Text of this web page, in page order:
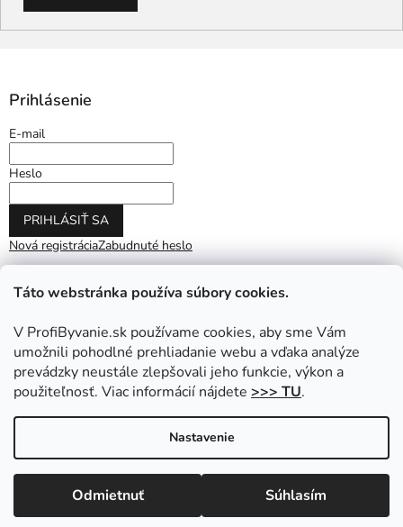
Táto webstránka používa súbory cookies.
V ProfiByvanie.sk používame cookies, aby sme Vám
umožnili pohodlné prehliadanie webu a vďaka analýze
prevádzky neustále zlepšovali jeho funkcie, výkon a
použiteľnosť. Viac informácií nájdete >>> TU.
Nastavenie
Odmietnuť Súhlasím
Prihlásenie
E-mail
Heslo
PRIHLÁSIŤ SA
Nová registráciaZabudnuté heslo
Copyright 2026ProfiByvanie.sk. Všetky práva vyhradené.
Upraviť nastavenie cookies